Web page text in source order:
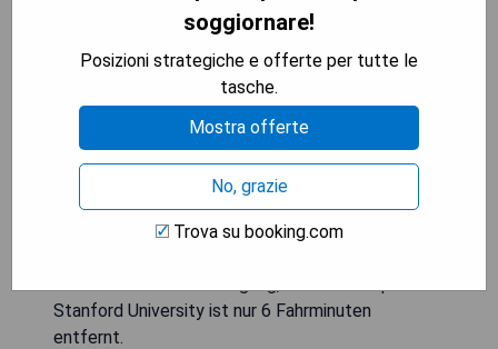
Das Hotel el PRADO befindet sich im Zentrum
von Palo Alto und bietet moderne Gästezimmer
mit GLink-Dockingstationen für iPhone und
Stanford University ist nur 6 Fahrminuten
entfernt.
soggiornare!
Posizioni strategiche e offerte per tutte le
tasche.
Mostra offerte
No, grazie
Trova su booking.com